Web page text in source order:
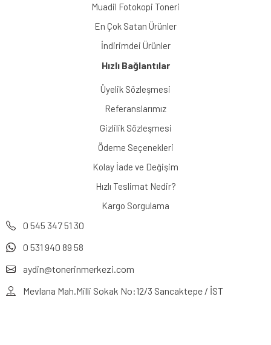
Muadil Fotokopi Toneri
En Çok Satan Ürünler
İndirimdei Ürünler
Hızlı Bağlantılar
Üyelik Sözleşmesi
Referanslarımız
Gizlilik Sözleşmesi
Ödeme Seçenekleri
Kolay İade ve Değişim
Hızlı Teslimat Nedir?
Kargo Sorgulama
0 545 347 51 30
0 531 940 89 58
aydin@tonerinmerkezi.com
Mevlana Mah.Milli Sokak No:12/3 Sancaktepe / İST